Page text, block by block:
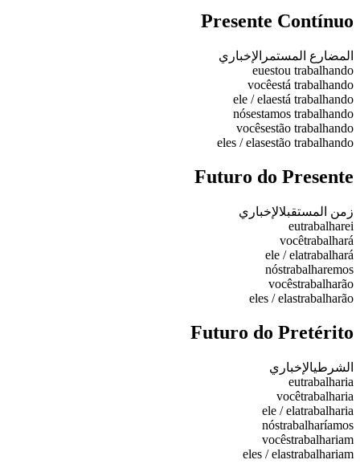
Presente Contínuo
المضارع المستمر الإخباري
euestou trabalhando
vocêestá trabalhando
ele / elaestá trabalhando
nósestamos trabalhando
vocêsestão trabalhando
eles / elasestão trabalhando
Futuro do Presente
زمن المستقبلالإخباري
eutrabalharei
vocêtrabalhará
ele / elatrabalhará
nóstrabalharemos
vocêstrabalharão
eles / elastrabalharão
Futuro do Pretérito
الشرطيالإخباري
eutrabalharia
vocêtrabalharia
ele / elatrabalharia
nóstrabalharíamos
vocêstrabalhariam
eles / elastrabalhariam